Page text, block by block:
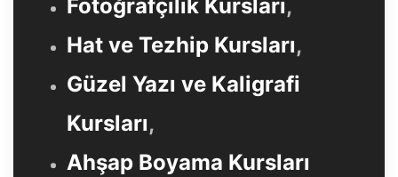
Fotoğrafçılık Kursları,
Hat ve Tezhip Kursları,
Güzel Yazı ve Kaligrafi
Kursları,
Ahşap Boyama Kursları